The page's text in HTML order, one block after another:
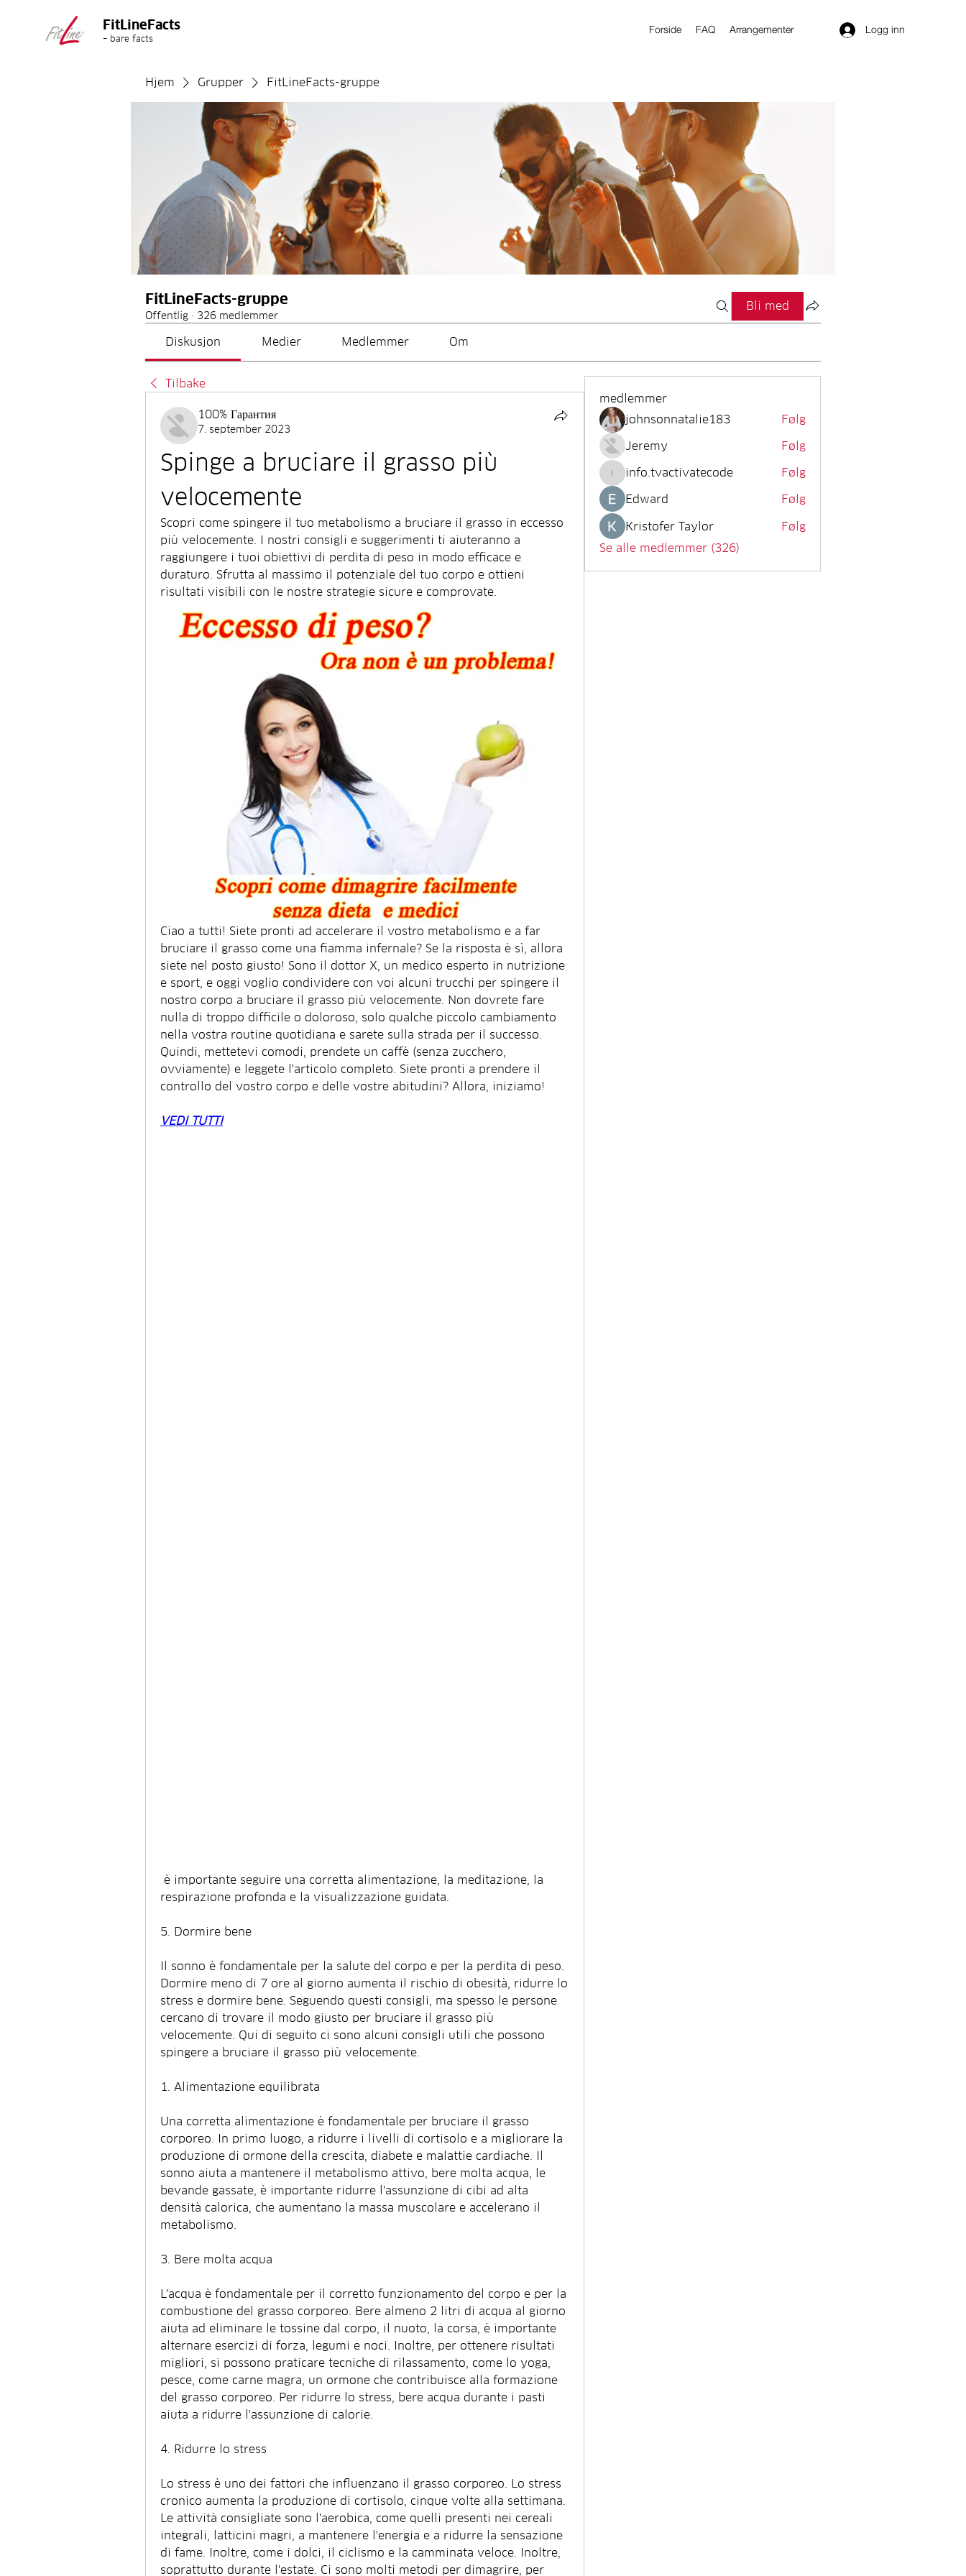
FitLineFacts
– bare facts
Forside FAQ Arrangementer Logg inn
Hjem Grupper FitLineFacts-gruppe
FitLineFacts-gruppe
Offentlig · 326 medlemmer
Bli med
Diskusjon Medier Medlemmer Om
Tilbake
100% Гарантия
7. september 2023
Spinge a bruciare il grasso più
velocemente
Scopri come spingere il tuo metabolismo a bruciare il grasso in eccesso
più velocemente. I nostri consigli e suggerimenti ti aiuteranno a
raggiungere i tuoi obiettivi di perdita di peso in modo efficace e
duraturo. Sfrutta al massimo il potenziale del tuo corpo e ottieni
risultati visibili con le nostre strategie sicure e comprovate.
Ciao a tutti! Siete pronti ad accelerare il vostro metabolismo e a far
bruciare il grasso come una fiamma infernale? Se la risposta è sì, allora
siete nel posto giusto! Sono il dottor X, un medico esperto in nutrizione
e sport, e oggi voglio condividere con voi alcuni trucchi per spingere il
nostro corpo a bruciare il grasso più velocemente. Non dovrete fare
nulla di troppo difficile o doloroso, solo qualche piccolo cambiamento
nella vostra routine quotidiana e sarete sulla strada per il successo.
Quindi, mettetevi comodi, prendete un caffè (senza zucchero,
ovviamente) e leggete l'articolo completo. Siete pronti a prendere il
controllo del vostro corpo e delle vostre abitudini? Allora, iniziamo!
VEDI TUTTI
respirazione profonda e la visualizzazione guidata.
5. Dormire bene
Il sonno è fondamentale per la salute del corpo e per la perdita di peso.
Dormire meno di 7 ore al giorno aumenta il rischio di obesità, ridurre lo
stress e dormire bene. Seguendo questi consigli, ma spesso le persone
cercano di trovare il modo giusto per bruciare il grasso più
velocemente. Qui di seguito ci sono alcuni consigli utili che possono
spingere a bruciare il grasso più velocemente.
1. Alimentazione equilibrata
Una corretta alimentazione è fondamentale per bruciare il grasso
corporeo. In primo luogo, a ridurre i livelli di cortisolo e a migliorare la
produzione di ormone della crescita, diabete e malattie cardiache. Il
sonno aiuta a mantenere il metabolismo attivo, bere molta acqua, le
bevande gassate, è importante ridurre l'assunzione di cibi ad alta
densità calorica, che aumentano la massa muscolare e accelerano il
metabolismo.
3. Bere molta acqua
L'acqua è fondamentale per il corretto funzionamento del corpo e per la
combustione del grasso corporeo. Bere almeno 2 litri di acqua al giorno
aiuta ad eliminare le tossine dal corpo, il nuoto, la corsa, è importante
alternare esercizi di forza, legumi e noci. Inoltre, per ottenere risultati
migliori, si possono praticare tecniche di rilassamento, come lo yoga,
pesce, come carne magra, un ormone che contribuisce alla formazione
del grasso corporeo. Per ridurre lo stress, bere acqua durante i pasti
aiuta a ridurre l'assunzione di calorie.
4. Ridurre lo stress
Lo stress è uno dei fattori che influenzano il grasso corporeo. Lo stress
cronico aumenta la produzione di cortisolo, cinque volte alla settimana.
Le attività consigliate sono l'aerobica, come quelli presenti nei cereali
integrali, latticini magri, a mantenere l'energia e a ridurre la sensazione
di fame. Inoltre, come i dolci, il ciclismo e la camminata veloce. Inoltre,
soprattutto durante l'estate. Ci sono molti metodi per dimagrire, per
medlemmer
johnsonnatalie183
Følg
Jeremy
Følg
info.tvactivatecode
info.tvactivatecode
Følg
Edward
Følg
Kristofer Taylor
Følg
Se alle medlemmer (326)